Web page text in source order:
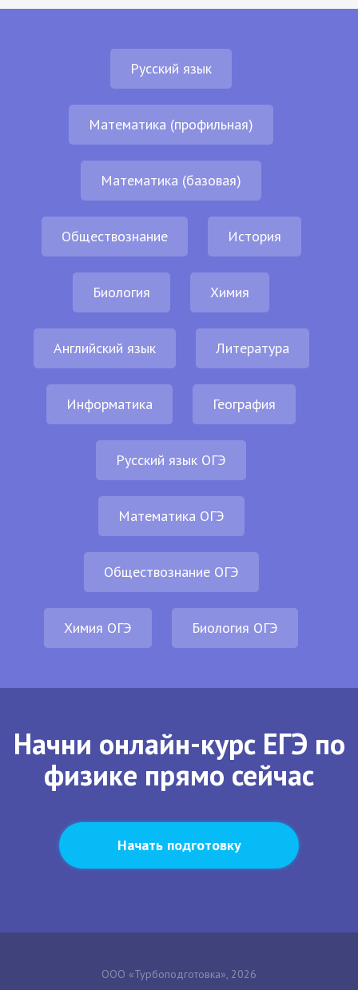
Русский язык
Математика (профильная)
Математика (базовая)
Обществознание История
Биология Химия
Английский язык Литература
Информатика География
Русский язык ОГЭ
Математика ОГЭ
Обществознание ОГЭ
Химия ОГЭ Биология ОГЭ
Начни онлайн-курс ЕГЭ по
физике прямо сейчас
Начать подготовку
ООО «Турбоподготовка», 2026